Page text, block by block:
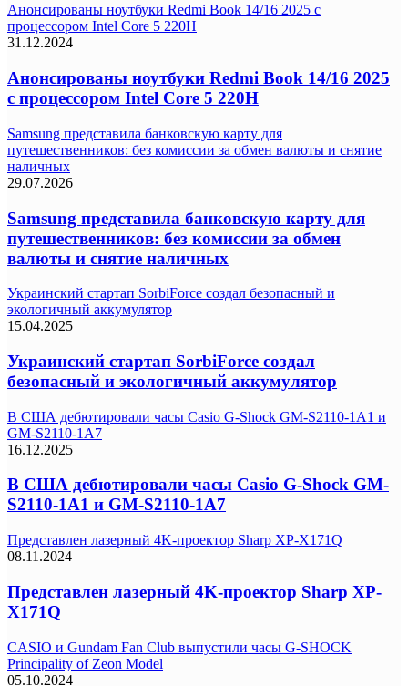
Анонсированы ноутбуки Redmi Book 14/16 2025 с
процессором Intel Core 5 220H
31.12.2024
Анонсированы ноутбуки Redmi Book 14/16 2025
с процессором Intel Core 5 220H
Samsung представила банковскую карту для
путешественников: без комиссии за обмен валюты и снятие
наличных
29.07.2026
Samsung представила банковскую карту для
путешественников: без комиссии за обмен
валюты и снятие наличных
Украинский стартап SorbiForce создал безопасный и
экологичный аккумулятор
15.04.2025
Украинский стартап SorbiForce создал
безопасный и экологичный аккумулятор
В США дебютировали часы Casio G-Shock GM-S2110-1A1 и
GM-S2110-1A7
16.12.2025
В США дебютировали часы Casio G-Shock GM-
S2110-1A1 и GM-S2110-1A7
Представлен лазерный 4K-проектор Sharp XP-X171Q
08.11.2024
Представлен лазерный 4K-проектор Sharp XP-
X171Q
CASIO и Gundam Fan Club выпустили часы G-SHOCK
Principality of Zeon Model
05.10.2024